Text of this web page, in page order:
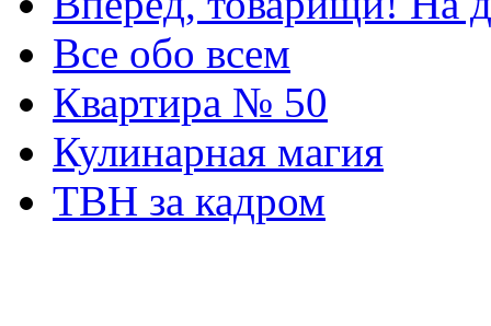
Все обо всем
Квартира № 50
Кулинарная магия
ТВН за кадром